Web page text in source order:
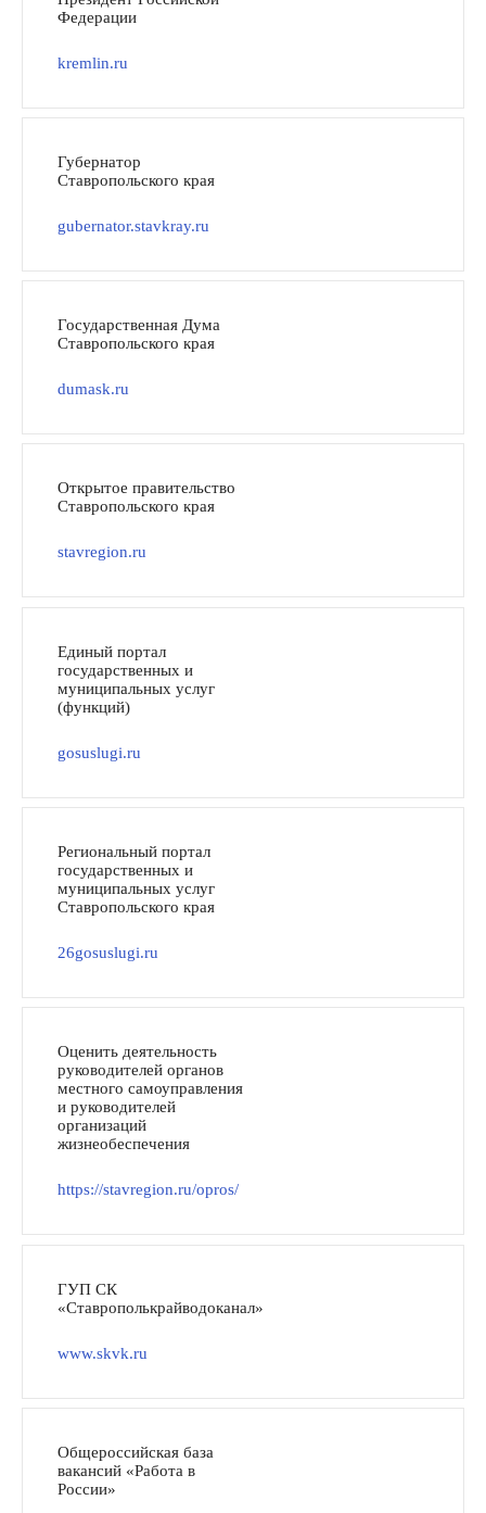
Федерации
kremlin.ru
Губернатор
Ставропольского края
gubernator.stavkray.ru
Государственная Дума
Ставропольского края
dumask.ru
Открытое правительство
Ставропольского края
stavregion.ru
Единый портал
государственных и
муниципальных услуг
(функций)
gosuslugi.ru
Региональный портал
государственных и
муниципальных услуг
Ставропольского края
26gosuslugi.ru
Оценить деятельность
руководителей органов
местного самоуправления
и руководителей
организаций
жизнеобеспечения
https://stavregion.ru/opros/
ГУП СК
«Ставрополькрайводоканал»
www.skvk.ru
Общероссийская база
вакансий «Работа в
России»